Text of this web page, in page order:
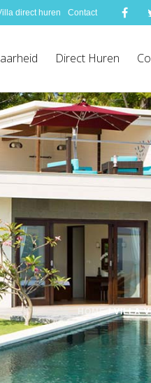
direct huren Contact
Direct Huren
HOME/ VILLA